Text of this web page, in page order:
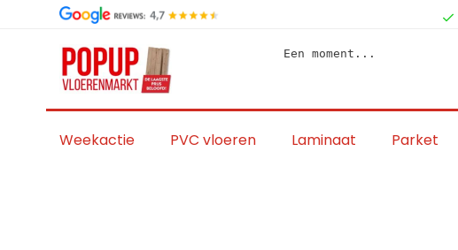
Een moment...
Weekactie PVC vloeren Laminaat Parket